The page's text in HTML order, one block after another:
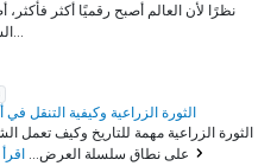
نظرًا لأن العالم أصبح رقميًا أكثر
السار هو أنه يمكنك منع حدوث هذه الهجمات...
الثورة الزراعية وكيفية التنقل في
الثورة الزراعية مهمة للتاريخ وكيف تعمل
على نطاق سلسلة العرض...